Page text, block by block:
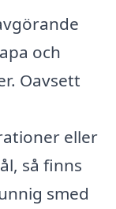
och
Oavsett
eller
så finns
smed